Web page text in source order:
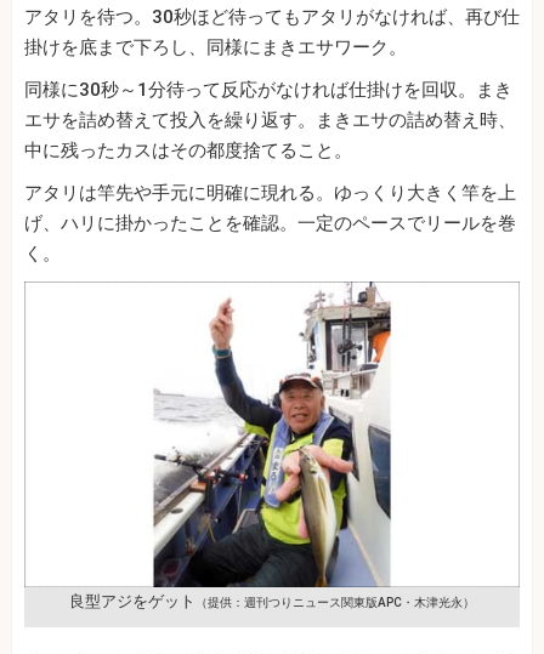
アタリを待つ。30秒ほど待ってもアタリがなければ、再び仕
掛けを底まで下ろし、同様にまきエサワーク。
同様に30秒～1分待って反応がなければ仕掛けを回収。まき
エサを詰め替えて投入を繰り返す。まきエサの詰め替え時、
中に残ったカスはその都度捨てること。
アタリは竿先や手元に明確に現れる。ゆっくり大きく竿を上
げ、ハリに掛かったことを確認。一定のペースでリールを巻
く。
良型アジをゲット （提供：週刊つりニュース関東版APC・木津光永）